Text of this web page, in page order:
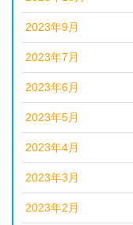
2023年9月
2023年7月
2023年6月
2023年5月
2023年4月
2023年3月
2023年2月